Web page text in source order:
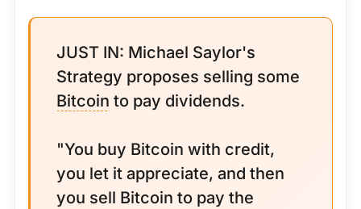
JUST IN: Michael Saylor's
Strategy proposes selling some
Bitcoin to pay dividends.
"You buy Bitcoin with credit,
you let it appreciate, and then
you sell Bitcoin to pay the